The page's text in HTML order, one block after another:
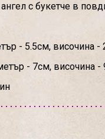
с букетче в
- 5.5см, височина -
- 7см, височина -